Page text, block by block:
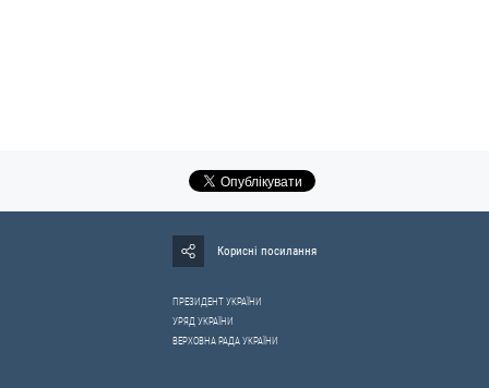
Корисні посилання
ПРЕЗИДЕНТ УКРАЇНИ
УРЯД УКРАЇНИ
ВЕРХОВНА РАДА УКРАЇНИ